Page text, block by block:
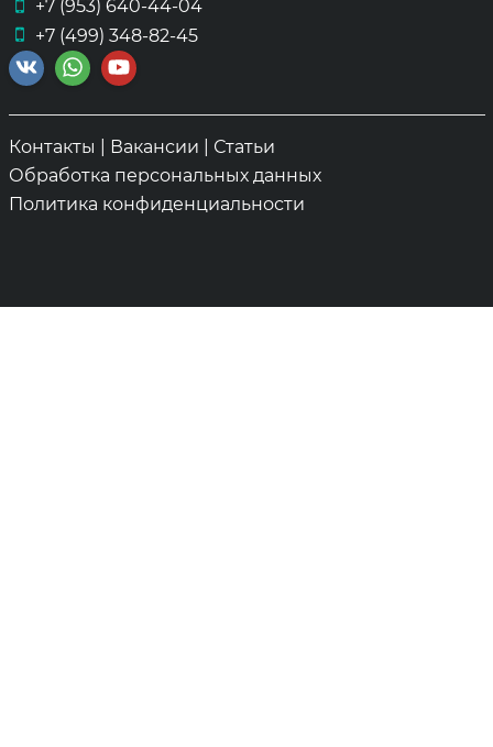
+7 (953) 640-44-04
+7 (499) 348-82-45
Контакты Вакансии
Статьи
Обработка персональных данных
Политика конфиденциальности